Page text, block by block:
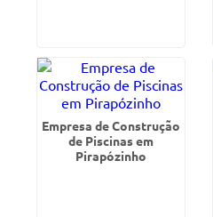
Empresa de Construção
de Piscinas em
Pirapózinho